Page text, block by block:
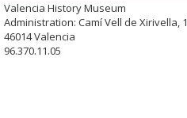
Valencia History Museum
Administration: Camí Vell de Xirivella, 1
46014 Valencia
96.370.11.05